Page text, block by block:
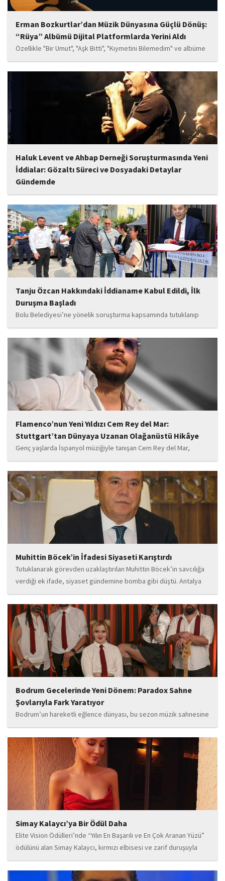
Erman Bozkurtlar’dan Müzik Dünyasına Güçlü Dönüş:
“Rüya” Albümü Dijital Platformlarda Yerini Aldı
Özellikle "Bir Umut", "Aşk Bitti", "Kıymetini Bilemedim" ve albüme
adını veren "Rüya" parçalarının kısa süre içerisinde öne çıkan
eserler arasında yer alması bekleniyor. Albüm, sanatçının önceki
çalışmalarına göre daha olgun,...
Haluk Levent ve Ahbap Derneği Soruşturmasında Yeni
İddialar: Gözaltı Süreci ve Dosyadaki Detaylar
Gündemde
İstanbul Cumhuriyet Başsavcılığı tarafından yürütülen ve Haluk
Levent ile kurucusu olduğu Ahbap Derneği'ni kapsadığı belirtilen
soruşturmaya ilişkin yeni iddialar gündeme geldi. Edinilen
bilgilere göre, soruşturmanın ani bir operasyonla değil, aylar...
Tanju Özcan Hakkındaki İddianame Kabul Edildi, İlk
Duruşma Başladı
Bolu Belediyesi’ne yönelik soruşturma kapsamında tutuklanıp
belediye başkanlığı görevinden uzaklaştırılan Tanju Özcan’ın da
aralarında bulunduğu 6’sı tutuklu 19 sanığın yargılandığı dava
başladı.
Flamenco’nun Yeni Yıldızı Cem Rey del Mar:
Stuttgart’tan Dünyaya Uzanan Olağanüstü Hikâye
Genç yaşlarda İspanyol müziğiyle tanışan Cem Rey del Mar,
flamenco kültürünün büyüleyici atmosferinden etkilenerek
kendisini bu alana yönlendirdi. Saatler süren disiplinli çalışmalar,
teknik gelişim ve müziğe olan tutkusu, onu kısa...
Muhittin Böcek’in İfadesi Siyaseti Karıştırdı
Tutuklanarak görevden uzaklaştırılan Muhittin Böcek’in savcılığa
verdiği ek ifade, siyaset gündemine bomba gibi düştü. Antalya
Cumhuriyet Savcılığı’na kendi isteğiyle başvurarak ifade verdiği
öğrenilen Böcek’in açıklamalarında, 31 Mart 2024 yerel
seçimleri...
Bodrum Gecelerinde Yeni Dönem: Paradox Sahne
Şovlarıyla Fark Yaratıyor
Bodrum’un hareketli eğlence dünyası, bu sezon müzik sahnesine
iddialı bir giriş yapan “Paradox” ile yeni bir enerji kazanıyor. Güçlü
sahne performansı, uluslararası standartlardaki repertuarı ve
deneyimli müzisyen kadrosuyla dikkat çeken...
Simay Kalaycı’ya Bir Ödül Daha
Elite Vision Ödülleri’nde “Yılın En Başarılı ve En Çok Aranan Yüzü”
ödülünü alan Simay Kalaycı, kırmızı elbisesi ve zarif duruşuyla
geceye damga vurdu. Takı markasıyla da dikkat çeken Kalaycı,
Wilma...